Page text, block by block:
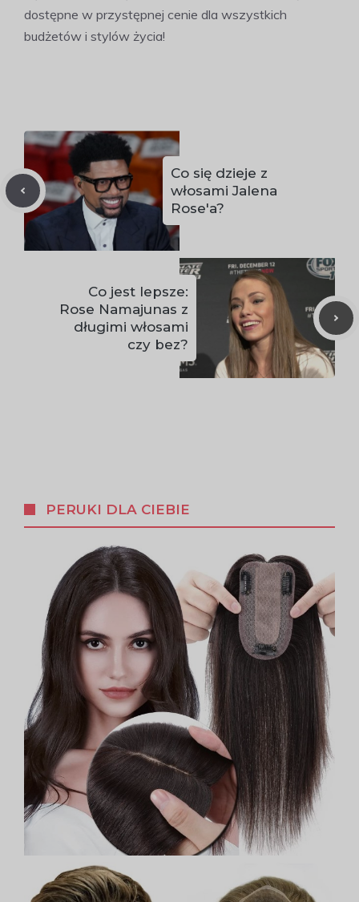
dostępne w przystępnej cenie dla wszystkich
budżetów i stylów życia!
Co się dzieje z
włosami Jalena
Rose'a?
Co jest lepsze:
Rose Namajunas z
długimi włosami
czy bez?
PERUKI DLA CIEBIE